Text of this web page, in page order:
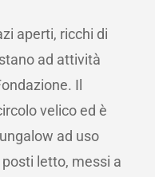
aperti, ricchi di
ad attività
Il
velico ed è
ad uso
letto, messi a